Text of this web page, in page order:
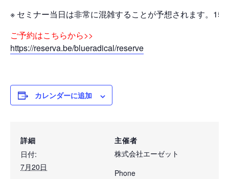
※ セミナー当日は非常に混雑することが予想されます。
ご予約はこちらから>>
https://reserva.be/blueradical/reserve
カレンダーに追加
詳細
日付:
7月20日
主催者
株式会社エーゼット
Phone